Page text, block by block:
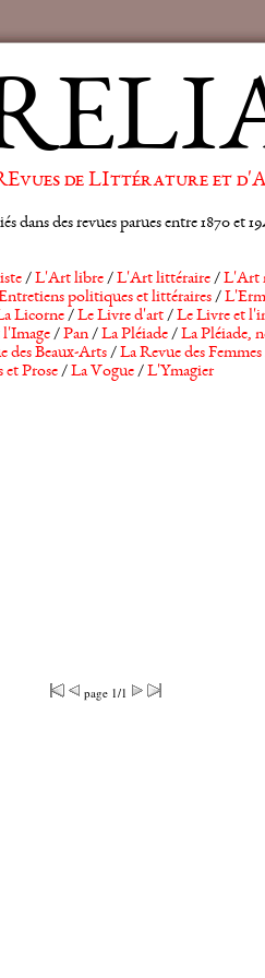
de LIttérature et
des revues parues entre 1870 et
/L'Art libre/L'Art littéraire/L'Art
politiques et littéraires/
Licorne/Le Livre d'art/Le Livre et
/Pan/La Pléiade/La Pléiade,
des Beaux-Arts/La Revue des Femmes
et Prose/La Vogue/L'Ymagier
page 1/1